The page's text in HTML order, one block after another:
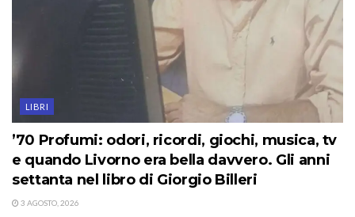
LIBRI
’70 Profumi: odori, ricordi, giochi, musica, tv
e quando Livorno era bella davvero. Gli anni
settanta nel libro di Giorgio Billeri
3 AGOSTO, 2026